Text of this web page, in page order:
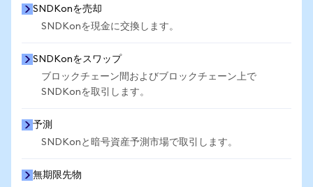
SNDKonを売却
SNDKonを現金に交換します。
SNDKonをスワップ
ブロックチェーン間およびブロックチェーン上で
SNDKonを取引します。
予測
SNDKonと暗号資産予測市場で取引します。
無期限先物